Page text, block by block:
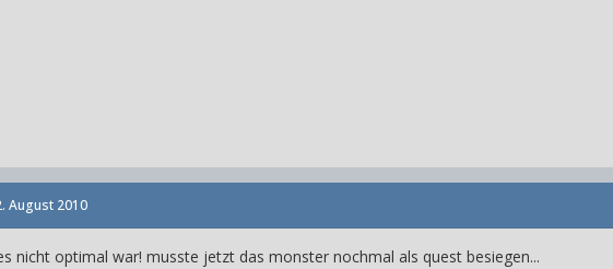
August 2010
nicht optimal war! musste jetzt das monster nochmal als quest besiegen...